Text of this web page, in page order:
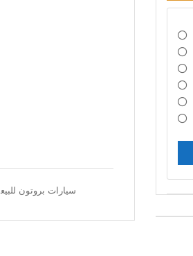
‎‎بروتون بيرسونا 2012‎‎ سيارات بروتون للبيع